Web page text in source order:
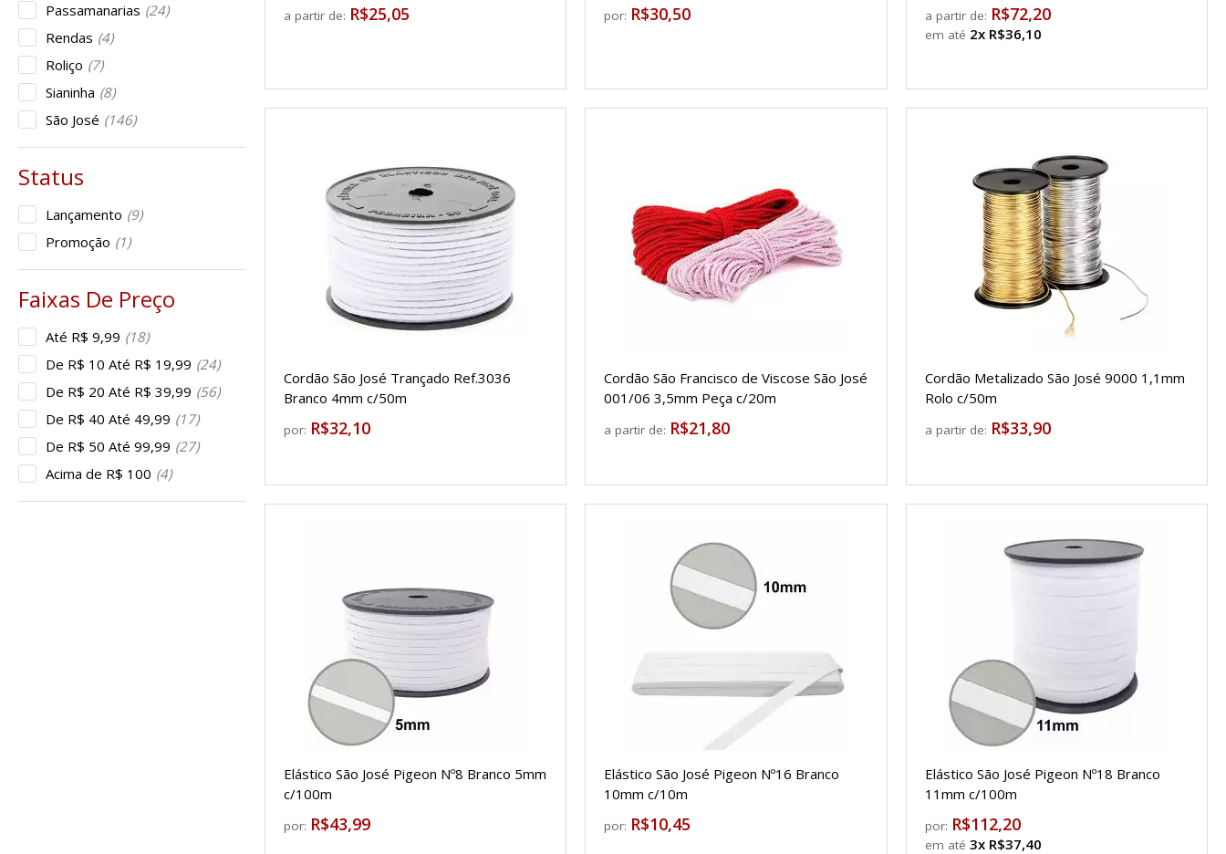
Passamanarias (24)
Rendas (4)
Roliço (7)
Sianinha (8)
São José (146)
Lançamento (9)
Promoção (1)
Até R$ 9,99 (18)
De R$ 10 Até R$ 19,99 (24)
De R$ 20 Até R$ 39,99 (56)
De R$ 40 Até 49,99 (17)
De R$ 50 Até 99,99 (27)
Acima de R$ 100 (4)
a partir de: R$25,05 por: R$30,50 a partir de: R$72,20
2x R$36,10
Cordão São José Trançado Ref.3036
Branco 4mm c/50m
por: R$32,10
Cordão São Francisco de Viscose São José
001/06 3,5mm Peça c/20m
a partir de: R$21,80
Cordão Metalizado São José 9000 1,1mm
Rolo c/50m
a partir de: R$33,90
Elástico São José Pigeon Nº8 Branco 5mm
c/100m
por: R$43,99
Elástico São José Pigeon Nº16 Branco
10mm c/10m
por: R$10,45
Elástico São José Pigeon Nº18 Branco
11mm c/100m
por: R$112,20
3x R$37,40